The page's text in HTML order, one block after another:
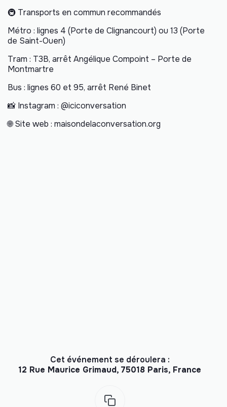
🚇 Transports en commun recommandés
Métro : lignes 4 (Porte de Clignancourt) ou 13 (Porte
de Saint-Ouen)
Tram : T3B, arrêt Angélique Compoint – Porte de
Montmartre
Bus : lignes 60 et 95, arrêt René Binet
📸 Instagram : @iciconversation
🌐 Site web : maisondelaconversation.org
Cet événement se déroulera :
12 Rue Maurice Grimaud, 75018 Paris, France